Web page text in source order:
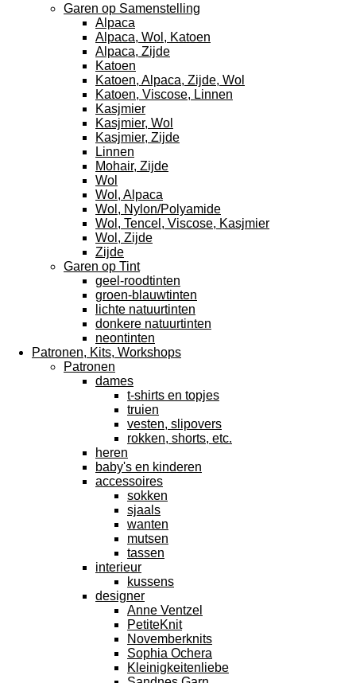
Garen op Samenstelling
Alpaca
Alpaca, Wol, Katoen
Alpaca, Zijde
Katoen
Katoen, Alpaca, Zijde, Wol
Katoen, Viscose, Linnen
Kasjmier
Kasjmier, Wol
Kasjmier, Zijde
Linnen
Mohair, Zijde
Wol
Wol, Alpaca
Wol, Nylon/Polyamide
Wol, Tencel, Viscose, Kasjmier
Wol, Zijde
Zijde
Garen op Tint
geel-roodtinten
groen-blauwtinten
lichte natuurtinten
donkere natuurtinten
neontinten
Patronen, Kits, Workshops
Patronen
dames
t-shirts en topjes
truien
vesten, slipovers
rokken, shorts, etc.
heren
baby's en kinderen
accessoires
sokken
sjaals
wanten
mutsen
tassen
interieur
kussens
designer
Anne Ventzel
PetiteKnit
Novemberknits
Sophia Ochera
Kleinigkeitenliebe